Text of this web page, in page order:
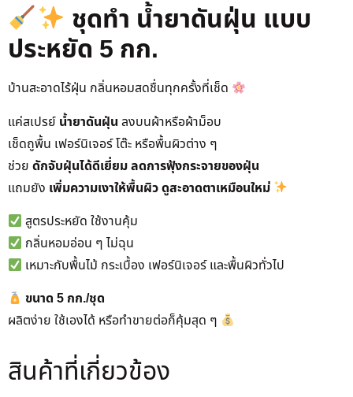
ชุดทำ น้ำยาดันฝุ่น แบบ
ประหยัด 5 กก.
บ้านสะอาดไร้ฝุ่น กลิ่นหอมสดชื่นทุกครั้งที่เช็ด
แค่สเปรย์ น้ำยาดันฝุ่น ลงบนผ้าหรือผ้าม็อบ
เช็ดถูพื้น เฟอร์นิเจอร์ โต๊ะ หรือพื้นผิวต่าง ๆ
ช่วย ดักจับฝุ่นได้ดีเยี่ยม ลดการฟุ้งกระจายของฝุ่น
แถมยัง เพิ่มความเงาให้พื้นผิว ดูสะอาดตาเหมือนใหม่
สูตรประหยัด ใช้งานคุ้ม
กลิ่นหอมอ่อน ๆ ไม่ฉุน
เหมาะกับพื้นไม้ กระเบื้อง เฟอร์นิเจอร์ และพื้นผิวทั่วไป
ขนาด 5 กก./ชุด
ผลิตง่าย ใช้เองได้ หรือทำขายต่อก็คุ้มสุด ๆ
สินค้าที่เกี่ยวข้อง